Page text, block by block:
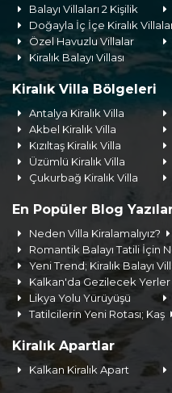
Balayı Villaları 2 Kişilik
Doğayla İç İçe Kiralık
Özel Havuzlu Villalar
Kiralık Balayı Villası
Kiralık Villa Bölgeleri
Antalya Kiralık Villa
Akbel Kiralık Villa
Kızıltaş Kiralık Villa
Üzümlü Kiralık Villa
Çukurbağ Kiralık Villa
En Popüler Blog
Neden Villa Kiralamalıyız?
Romantik Balayı Tatili İçin
Yeni Trend; Kiralık Balayı
Kalkan'da Gezilecek Yerler
Likya Yolu Yürüyüşü
Tatilcilerin Yeni Rotası; Kaş
Kiralık Apartlar
Kalkan Kiralık Apart